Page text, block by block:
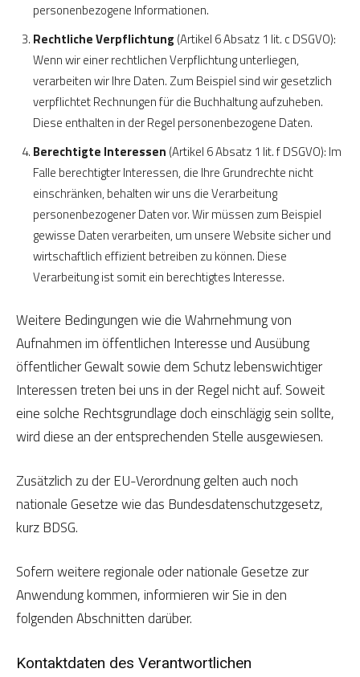
personenbezogene Informationen.
Rechtliche Verpflichtung (Artikel 6 Absatz 1 lit. c DSGVO):
Wenn wir einer rechtlichen Verpflichtung unterliegen,
verarbeiten wir Ihre Daten. Zum Beispiel sind wir gesetzlich
verpflichtet Rechnungen für die Buchhaltung aufzuheben.
Diese enthalten in der Regel personenbezogene Daten.
Berechtigte Interessen (Artikel 6 Absatz 1 lit. f DSGVO): Im
Falle berechtigter Interessen, die Ihre Grundrechte nicht
einschränken, behalten wir uns die Verarbeitung
personenbezogener Daten vor. Wir müssen zum Beispiel
gewisse Daten verarbeiten, um unsere Website sicher und
wirtschaftlich effizient betreiben zu können. Diese
Verarbeitung ist somit ein berechtigtes Interesse.
Weitere Bedingungen wie die Wahrnehmung von
Aufnahmen im öffentlichen Interesse und Ausübung
öffentlicher Gewalt sowie dem Schutz lebenswichtiger
Interessen treten bei uns in der Regel nicht auf. Soweit
eine solche Rechtsgrundlage doch einschlägig sein sollte,
wird diese an der entsprechenden Stelle ausgewiesen.
Zusätzlich zu der EU-Verordnung gelten auch noch
nationale Gesetze wie das Bundesdatenschutzgesetz,
kurz BDSG.
Sofern weitere regionale oder nationale Gesetze zur
Anwendung kommen, informieren wir Sie in den
folgenden Abschnitten darüber.
Kontaktdaten des Verantwortlichen